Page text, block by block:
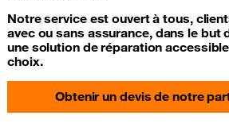
Notre service est ouvert à tous,
avec ou sans assurance, dans le but
une solution de réparation
choix.
Obtenir un devis de notre